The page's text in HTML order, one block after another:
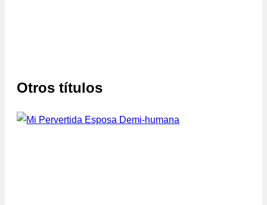
Otros títulos